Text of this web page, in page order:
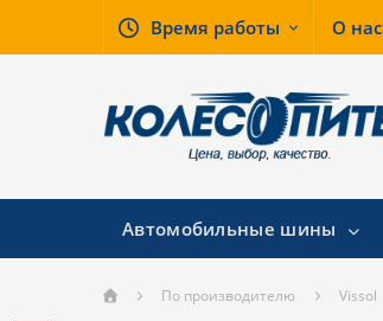
Время работы О нас
Автомобильные шины
По производителю Vissol